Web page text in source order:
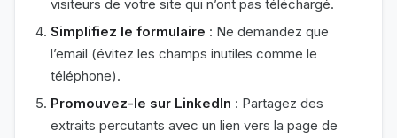
visiteurs de votre site qui n’ont pas téléchargé.
Simplifiez le formulaire : Ne demandez que
l’email (évitez les champs inutiles comme le
téléphone).
Promouvez-le sur LinkedIn : Partagez des
extraits percutants avec un lien vers la page de